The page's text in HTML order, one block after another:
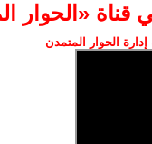
قناة ‫«الحوار
الحوار المتمدن